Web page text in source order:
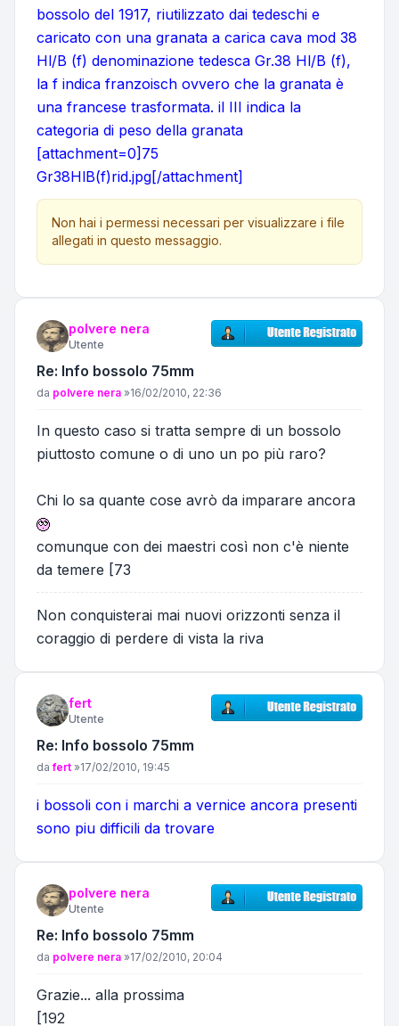
bossolo del 1917, riutilizzato dai tedeschi e
caricato con una granata a carica cava mod 38
Hl/B (f) denominazione tedesca Gr.38 Hl/B (f),
la f indica franzoisch ovvero che la granata è
una francese trasformata. il III indica la
categoria di peso della granata
[attachment=0]75
Gr38HlB(f)rid.jpg[/attachment]
Non hai i permessi necessari per visualizzare i file
allegati in questo messaggio.
polvere nera
Utente
Re: Info bossolo 75mm
Messaggio
da polvere nera »16/02/2010, 22:36
In questo caso si tratta sempre di un bossolo
piuttosto comune o di uno un po più raro?
Chi lo sa quante cose avrò da imparare ancora
comunque con dei maestri così non c'è niente
da temere [73
Non conquisterai mai nuovi orizzonti senza il
coraggio di perdere di vista la riva
fert
Utente
Re: Info bossolo 75mm
Messaggio
dafert »17/02/2010, 19:45
i bossoli con i marchi a vernice ancora presenti
sono piu difficili da trovare
polvere nera
Utente
Re: Info bossolo 75mm
Messaggio
da polvere nera »17/02/2010, 20:04
Grazie... alla prossima
[192